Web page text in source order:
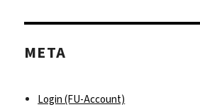
META
Login (FU-Account)